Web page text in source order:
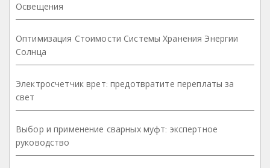
Освещения
Оптимизация Стоимости Системы Хранения Энергии
Солнца
Электросчетчик врет: предотвратите переплаты за
свет
Выбор и применение сварных муфт: экспертное
руководство